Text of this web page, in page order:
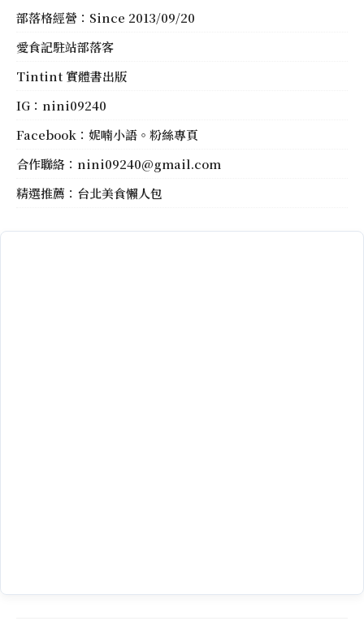
部落格經營：Since 2013/09/20
愛食記駐站部落客
Tintint 實體書出版
IG： nini09240
Facebook： 妮喃小語。粉絲專頁
合作聯絡： nini09240@gmail.com
精選推薦： 台北美食懶人包